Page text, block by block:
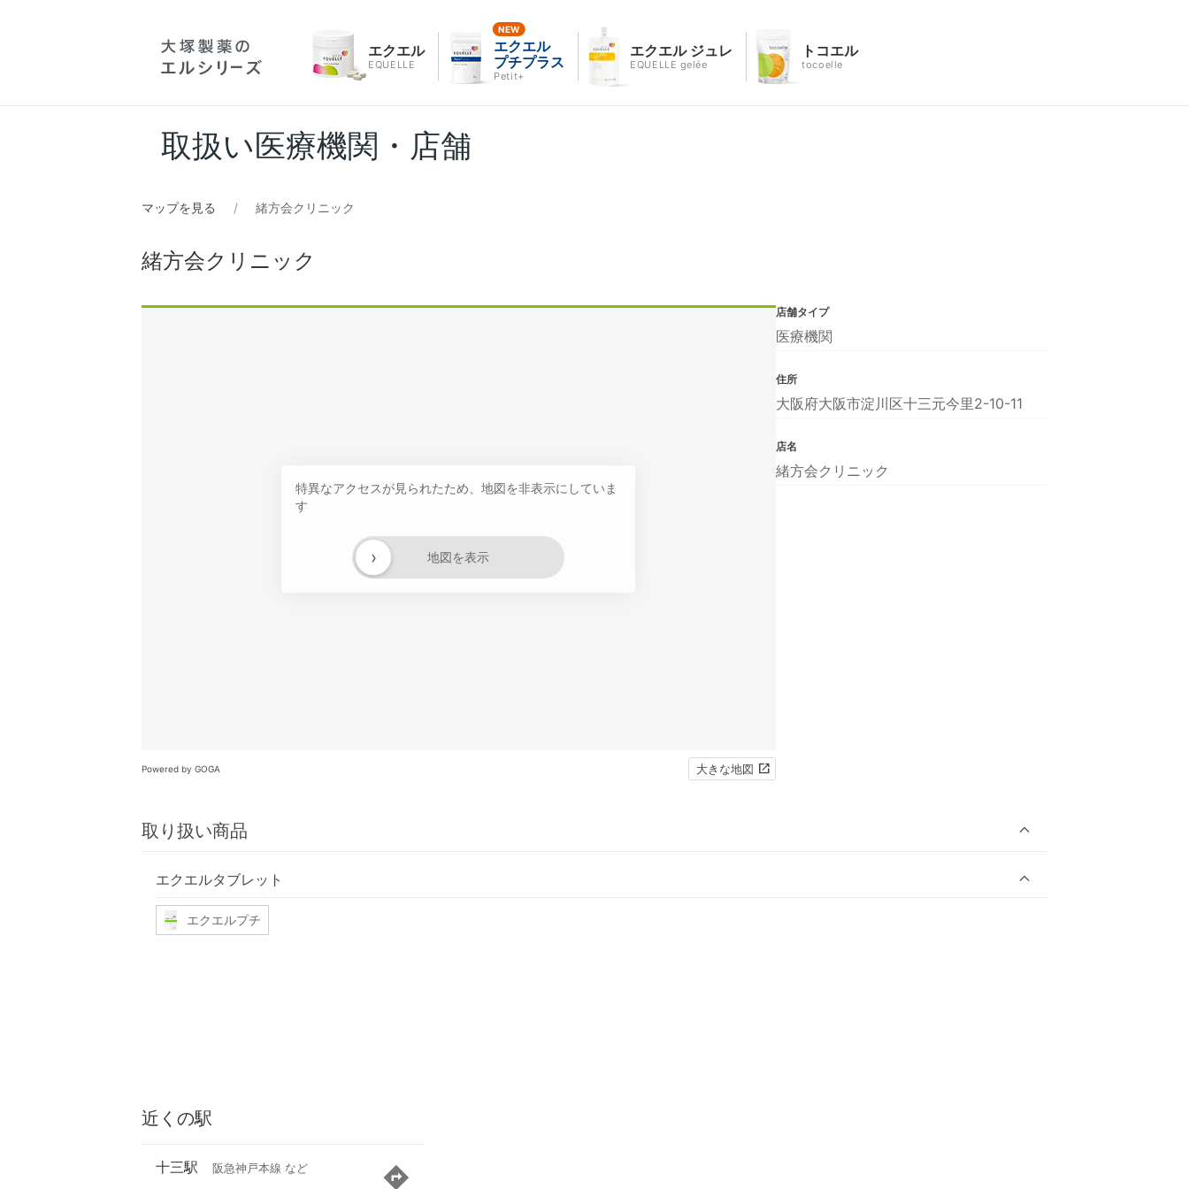
エクエル
EQUELLE
エクエル
プチプラス
Petit+
エクエル ジュレ
EQUELLE gelée
トコエル
tocoelle
取扱い医療機関・店舗
マップを見る 緒方会クリニック
緒方会クリニック
特異なアクセスが見られたため、地図を非表示にしていま
す
地図を表示
›
Powered by GOGA 大きな地図
取り扱い商品
エクエルタブレット
エクエルプチ
店舗タイプ
医療機関
住所
大阪府大阪市淀川区十三元今里2-10-11
店名
緒方会クリニック
近くの駅
十三駅 阪急神戸本線 など